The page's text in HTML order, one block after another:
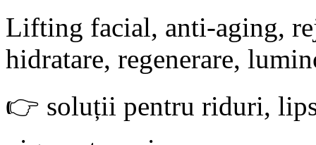
Lifting facial, anti-aging,
hidratare, regenerare,
👉 soluții pentru riduri,